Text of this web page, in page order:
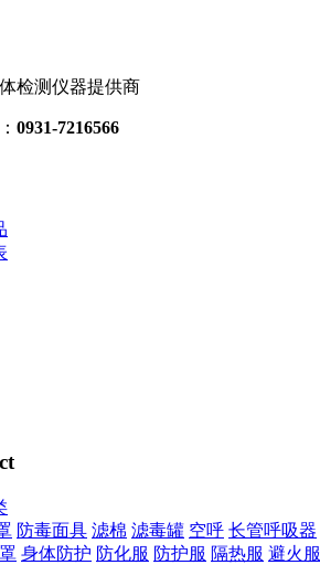
检测仪器提供商
0931-7216566
防毒面具 滤棉 滤毒罐 空呼 长管呼吸器
身体防护 防化服 防护服 隔热服 避火服